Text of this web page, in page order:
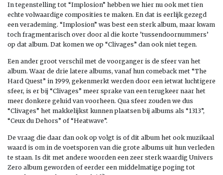
In tegenstelling tot “Implosion” hebben we hier nu ook met tien
echte volwaardige composities te maken. En dat is eerlijk gezegd
een verademing. “Implosion” was best een sterk album, maar kwam
toch fragmentarisch over door al die korte ’tussendoornummers’
op dat album. Dat komen we op “Clivages” dan ook niet tegen.
Een ander groot verschil met de voorganger is de sfeer van het
album. Waar de drie latere albums, vanaf hun comeback met “The
Hard Quest” in 1999, gekenmerkt werden door een ietwat luchtigere
sfeer, is er bij “Clivages” meer sprake van een terugkeer naar het
meer donkere geluid van voorheen. Qua sfeer zouden we dus
“Clivages” het makkelijkst kunnen plaatsen bij albums als “1313”,
“Ceux du Dehors” of “Heatwave”.
De vraag die daar dan ook op volgt is of dit album het ook muzikaal
waard is om in de voetsporen van die grote albums uit hun verleden
te staan. Is dit met andere woorden een zeer sterk waardig Univers
Zero album geworden of eerder een middelmatige poging tot